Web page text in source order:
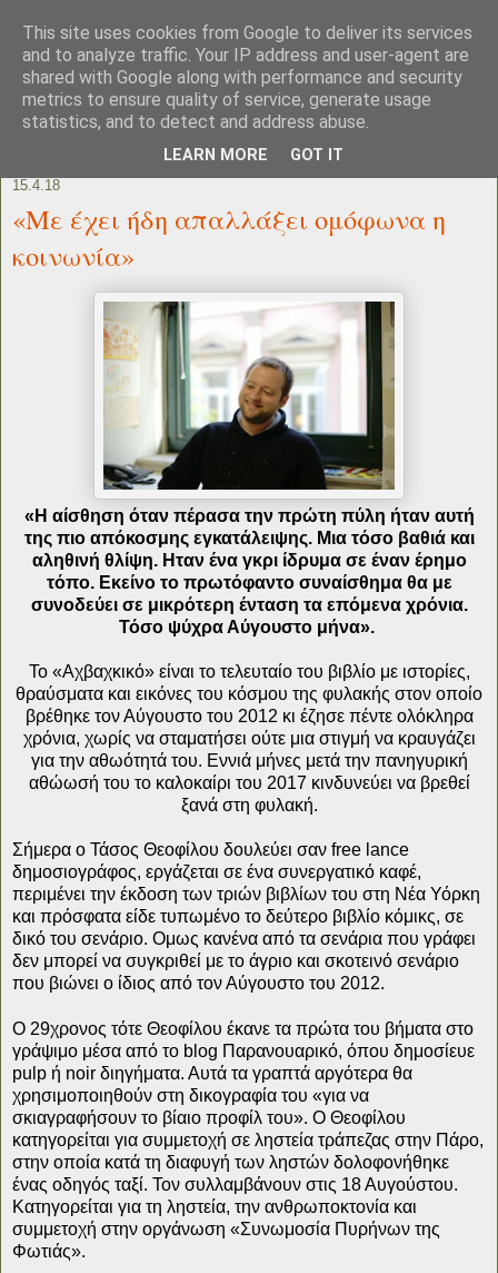
15.4.18
«Με έχει ήδη απαλλάξει ομόφωνα η
κοινωνία»
«Η αίσθηση όταν πέρασα την πρώτη πύλη ήταν αυτή
της πιο απόκοσμης εγκατάλειψης. Μια τόσο βαθιά και
αληθινή θλίψη. Ηταν ένα γκρι ίδρυμα σε έναν έρημο
τόπο. Εκείνο το πρωτόφαντο συναίσθημα θα με
συνοδεύει σε μικρότερη ένταση τα επόμενα χρόνια.
Τόσο ψύχρα Αύγουστο μήνα».
Το «Αχβαχκικό» είναι το τελευταίο του βιβλίο με ιστορίες,
θραύσματα και εικόνες του κόσμου της φυλακής στον οποίο
βρέθηκε τον Αύγουστο του 2012 κι έζησε πέντε ολόκληρα
χρόνια, χωρίς να σταματήσει ούτε μια στιγμή να κραυγάζει
για την αθωότητά του. Εννιά μήνες μετά την πανηγυρική
αθώωσή του το καλοκαίρι του 2017 κινδυνεύει να βρεθεί
ξανά στη φυλακή.
Σήμερα ο Τάσος Θεοφίλου δουλεύει σαν free lance
δημοσιογράφος, εργάζεται σε ένα συνεργατικό καφέ,
περιμένει την έκδοση των τριών βιβλίων του στη Νέα Υόρκη
και πρόσφατα είδε τυπωμένο το δεύτερο βιβλίο κόμικς, σε
δικό του σενάριο. Ομως κανένα από τα σενάρια που γράφει
δεν μπορεί να συγκριθεί με το άγριο και σκοτεινό σενάριο
που βιώνει ο ίδιος από τον Αύγουστο του 2012.
Ο 29χρονος τότε Θεοφίλου έκανε τα πρώτα του βήματα στο
γράψιμο μέσα από το blog Παρανουαρικό, όπου δημοσίευε
pulp ή noir διηγήματα. Αυτά τα γραπτά αργότερα θα
χρησιμοποιηθούν στη δικογραφία του «για να
σκιαγραφήσουν το βίαιο προφίλ του». Ο Θεοφίλου
κατηγορείται για συμμετοχή σε ληστεία τράπεζας στην Πάρο,
στην οποία κατά τη διαφυγή των ληστών δολοφονήθηκε
ένας οδηγός ταξί. Τον συλλαμβάνουν στις 18 Αυγούστου.
Κατηγορείται για τη ληστεία, την ανθρωποκτονία και
συμμετοχή στην οργάνωση «Συνωμοσία Πυρήνων της
Φωτιάς».
This site uses cookies from Google to deliver its services
and to analyze traffic. Your IP address and user-agent are
shared with Google along with performance and security
metrics to ensure quality of service, generate usage
statistics, and to detect and address abuse.
LEARN MORE GOT IT